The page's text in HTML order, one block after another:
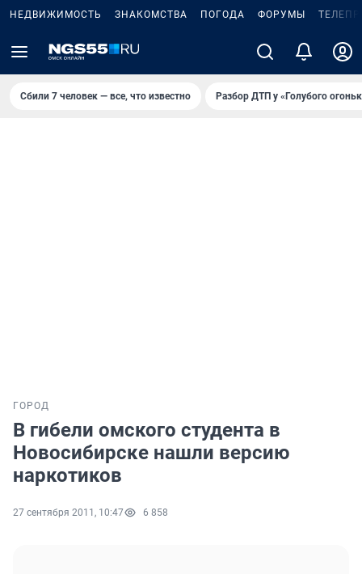
НЕДВИЖИМОСТЬ ЗНАКОМСТВА ПОГОДА ФОРУМЫ
Сбили 7 человек — все, что известно Разбор ДТП у «Голубого
ГОРОД
В гибели омского студента в
Новосибирске нашли версию
наркотиков
27 сентября 2011, 10:47 6 858